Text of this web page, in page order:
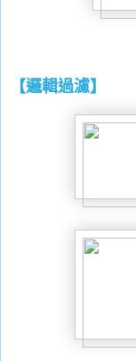
【邏輯過濾】